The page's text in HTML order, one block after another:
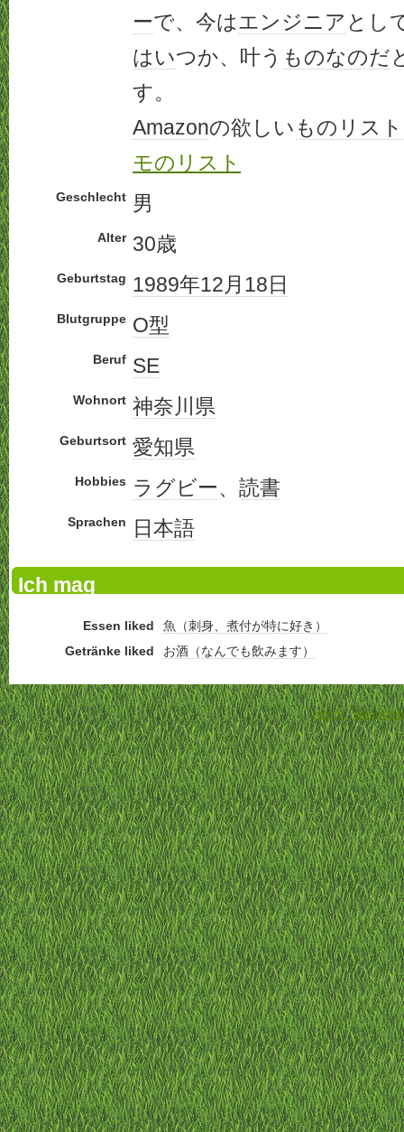
ーで、今はエンジニア とし
はいつか、叶う ものなのだ
す。
Amazonの欲しい もの リスト
モのリスト
Geschlecht 男
Alter 30歳
Geburtstag 1989年12月18日
Blutgruppe O型
Beruf SE
Wohnort 神奈川県
Geburtsort 愛知県
Hobbies ラグビー、 読書
Sprachen 日本語
Ich mag
Essen liked
魚（刺身、煮付が特に好き）
Getränke liked
お酒（なんでも飲みます）
Home-